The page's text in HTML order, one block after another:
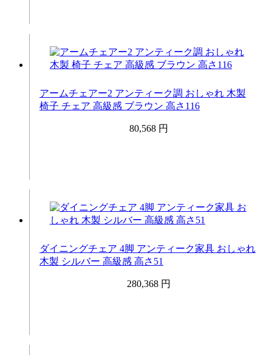
アームチェアー2 アンティーク調 おしゃれ 木製
椅子 チェア 高級感 ブラウン 高さ116
80,568 円
ダイニングチェア 4脚 アンティーク家具 おしゃれ
木製 シルバー 高級感 高さ51
280,368 円